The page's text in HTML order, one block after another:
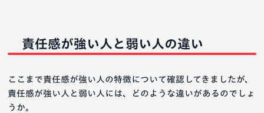
責任感が強い人と弱い人の違い
ここまで責任感が強い人の特徴について確認してきましたが、
責任感が強い人と弱い人には、どのような違いがあるのでしょ
うか。